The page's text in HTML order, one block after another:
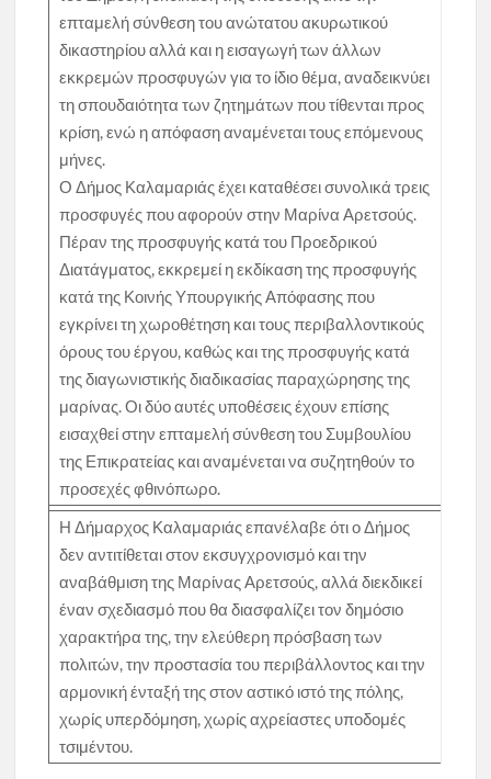
επταμελή σύνθεση του ανώτατου ακυρωτικού
δικαστηρίου αλλά και η εισαγωγή των άλλων
εκκρεμών προσφυγών για το ίδιο θέμα, αναδεικνύει
τη σπουδαιότητα των ζητημάτων που τίθενται προς
κρίση, ενώ η απόφαση αναμένεται τους επόμενους
μήνες.
Ο Δήμος Καλαμαριάς έχει καταθέσει συνολικά τρεις
προσφυγές που αφορούν στην Μαρίνα Αρετσούς.
Πέραν της προσφυγής κατά του Προεδρικού
Διατάγματος, εκκρεμεί η εκδίκαση της προσφυγής
κατά της Κοινής Υπουργικής Απόφασης που
εγκρίνει τη χωροθέτηση και τους περιβαλλοντικούς
όρους του έργου, καθώς και της προσφυγής κατά
της διαγωνιστικής διαδικασίας παραχώρησης της
μαρίνας. Οι δύο αυτές υποθέσεις έχουν επίσης
εισαχθεί στην επταμελή σύνθεση του Συμβουλίου
της Επικρατείας και αναμένεται να συζητηθούν το
προσεχές φθινόπωρο.
Η Δήμαρχος Καλαμαριάς επανέλαβε ότι ο Δήμος
δεν αντιτίθεται στον εκσυγχρονισμό και την
αναβάθμιση της Μαρίνας Αρετσούς, αλλά διεκδικεί
έναν σχεδιασμό που θα διασφαλίζει τον δημόσιο
χαρακτήρα της, την ελεύθερη πρόσβαση των
πολιτών, την προστασία του περιβάλλοντος και την
αρμονική ένταξή της στον αστικό ιστό της πόλης,
χωρίς υπερδόμηση, χωρίς αχρείαστες υποδομές
τσιμέντου.